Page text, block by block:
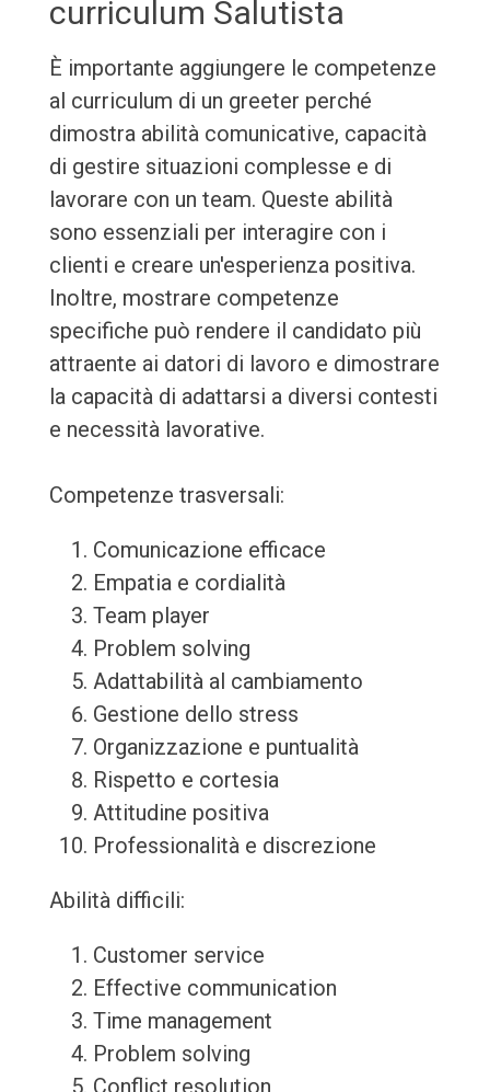
curriculum Salutista
È importante aggiungere le competenze
al curriculum di un greeter perché
dimostra abilità comunicative, capacità
di gestire situazioni complesse e di
lavorare con un team. Queste abilità
sono essenziali per interagire con i
clienti e creare un'esperienza positiva.
Inoltre, mostrare competenze
specifiche può rendere il candidato più
attraente ai datori di lavoro e dimostrare
la capacità di adattarsi a diversi contesti
e necessità lavorative.
Competenze trasversali:
Comunicazione efficace
Empatia e cordialità
Team player
Problem solving
Adattabilità al cambiamento
Gestione dello stress
Organizzazione e puntualità
Rispetto e cortesia
Attitudine positiva
Professionalità e discrezione
Abilità difficili:
Customer service
Effective communication
Time management
Problem solving
Conflict resolution